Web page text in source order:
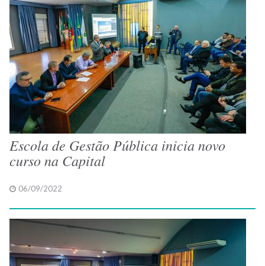
Escola de Gestão Pública inicia novo
curso na Capital
06/09/2022